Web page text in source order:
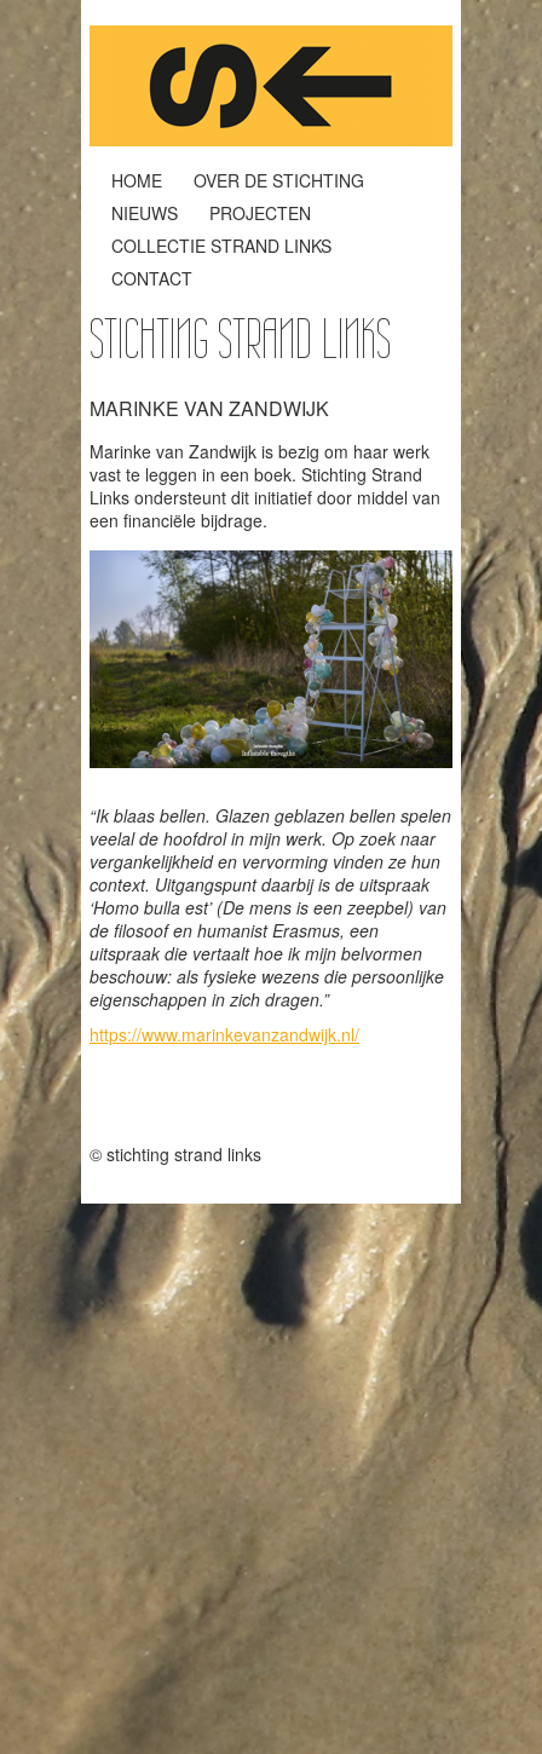
HOME
OVER DE STICHTING
NIEUWS
PROJECTEN
COLLECTIE STRAND LINKS
CONTACT
STICHTING STRAND LINKS
MARINKE VAN ZANDWIJK
Marinke van Zandwijk is bezig om haar werk
vast te leggen in een boek. Stichting Strand
Links ondersteunt dit initiatief door middel van
een financiële bijdrage.
“Ik blaas bellen. Glazen geblazen bellen spelen
veelal de hoofdrol in mijn werk. Op zoek naar
vergankelijkheid en vervorming vinden ze hun
context. Uitgangspunt daarbij is de uitspraak
‘Homo bulla est’ (De mens is een zeepbel) van
de filosoof en humanist Erasmus, een
uitspraak die vertaalt hoe ik mijn belvormen
beschouw: als fysieke wezens die persoonlijke
eigenschappen in zich dragen.”
https://www.marinkevanzandwijk.nl/
© stichting strand links